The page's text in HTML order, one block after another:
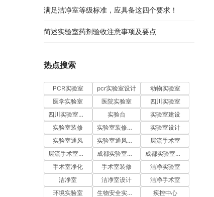
满足洁净室等级标准，应具备这四个要求！
简述实验室药剂验收注意事项及要点
热点搜索
PCR实验室 pcr实验室设计
动物实验室
医学实验室
医院实验室
四川实验室
四川实验室设计
实验台
实验室建设
实验室装修
实验室装修设计
实验室设计
实验室通风
实验室通风系统
层流手术室
层流手术室净化
成都实验室装修
成都实验室设计
手术室净化
手术室装修
洁净实验室
洁净室
洁净室设计
洁净手术室
环境实验室
生物安全实验室
疾控中心